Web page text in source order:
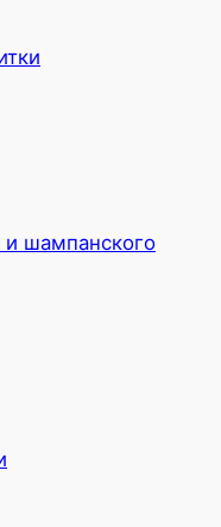
и шампанского